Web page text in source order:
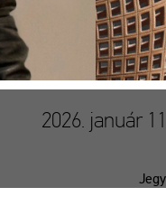
2026. január